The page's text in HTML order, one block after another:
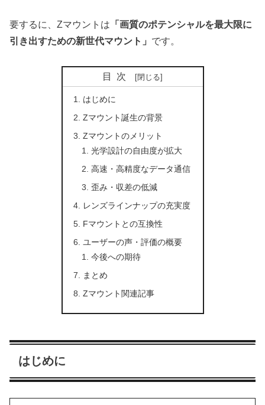
要するに、Zマウントは 「画質のポテンシャルを最大限に
引き出すための新世代マウント」 です。
目次
はじめに
Zマウント誕生の背景
Zマウントのメリット
光学設計の自由度が拡大
高速・高精度なデータ通信
歪み・収差の低減
レンズラインナップの充実度
Fマウントとの互換性
ユーザーの声・評価の概要
今後への期待
まとめ
Zマウント関連記事
はじめに